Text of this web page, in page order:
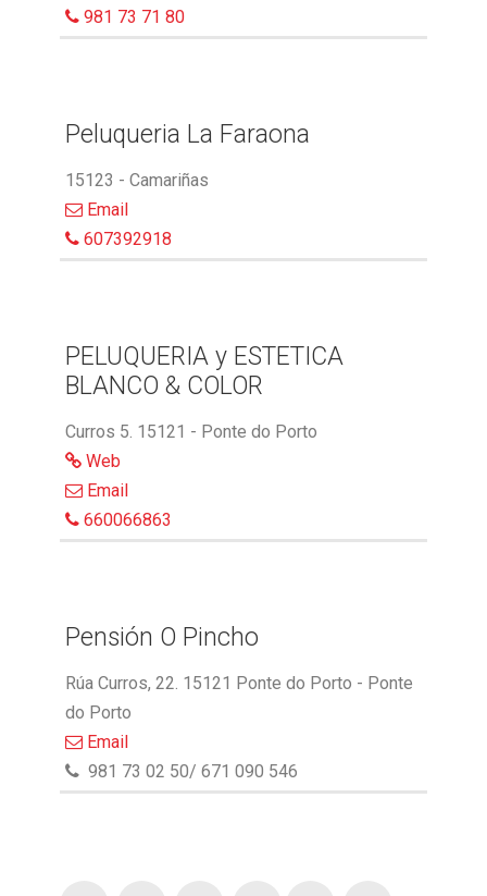
981 73 71 80
Peluqueria La Faraona
15123 - Camariñas
Email
607392918
PELUQUERIA y ESTETICA
BLANCO & COLOR
Curros 5. 15121 - Ponte do Porto
Web
Email
660066863
Pensión O Pincho
Rúa Curros, 22. 15121 Ponte do Porto - Ponte
do Porto
Email
981 73 02 50/ 671 090 546